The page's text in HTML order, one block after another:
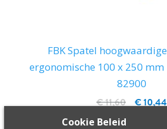
FBK Spatel
ergonomische 100 x 250
82900
€ 10,44
€ 11,60
Cookie Beleid